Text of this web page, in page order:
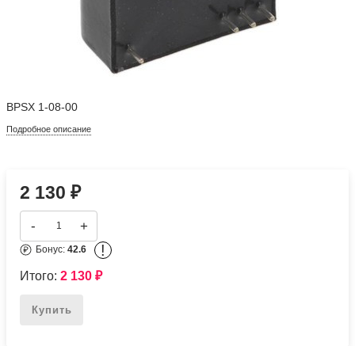
BPSX 1-08-00
Подробное описание
2 130₽
- +
Бонус:42.6 !
Итого:2 130₽
Купить